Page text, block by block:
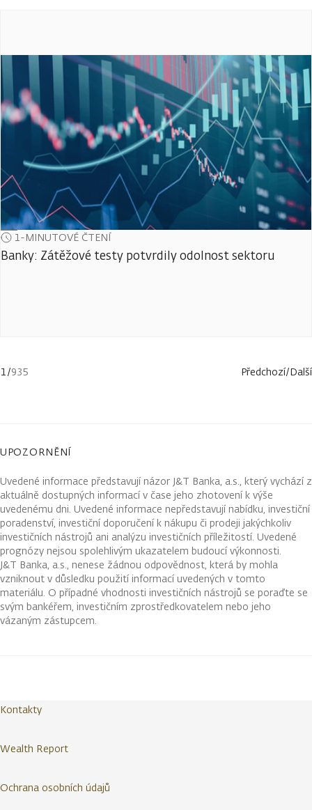
1-MINUTOVÉ ČTENÍ
Banky: Zátěžové testy potvrdily odolnost sektoru
1/935 Předchozí/Další
UPOZORNĚNÍ
Uvedené informace představují názor J&T Banka, a.s., který vychází z
aktuálně dostupných informací v čase jeho zhotovení k výše
uvedenému dni. Uvedené informace nepředstavují nabídku, investiční
poradenství, investiční doporučení k nákupu či prodeji jakýchkoliv
investičních nástrojů ani analýzu investičních příležitostí. Uvedené
prognózy nejsou spolehlivým ukazatelem budoucí výkonnosti.
J&T Banka, a.s., nenese žádnou odpovědnost, která by mohla
vzniknout v důsledku použití informací uvedených v tomto
materiálu. O případné vhodnosti investičních nástrojů se poraďte se
svým bankéřem, investičním zprostředkovatelem nebo jeho
vázaným zástupcem.
Kontakty
Wealth Report
Ochrana osobních údajů